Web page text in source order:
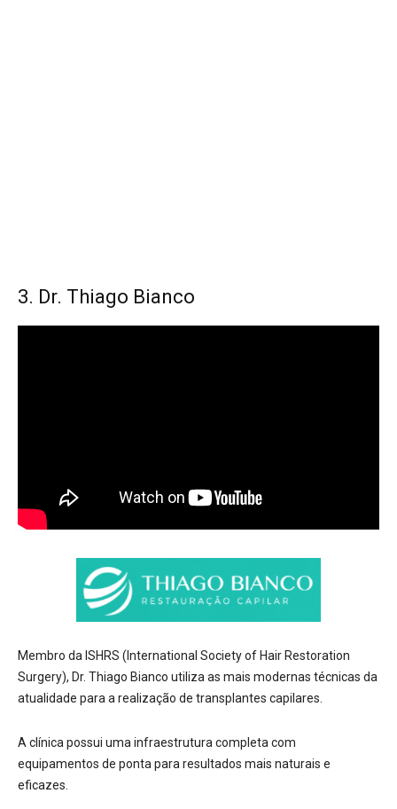
3. Dr. Thiago Bianco
Membro da ISHRS (International Society of Hair Restoration
Surgery), Dr. Thiago Bianco utiliza as mais modernas técnicas da
atualidade para a realização de transplantes capilares.
A clínica possui uma infraestrutura completa com
equipamentos de ponta para resultados mais naturais e
eficazes.